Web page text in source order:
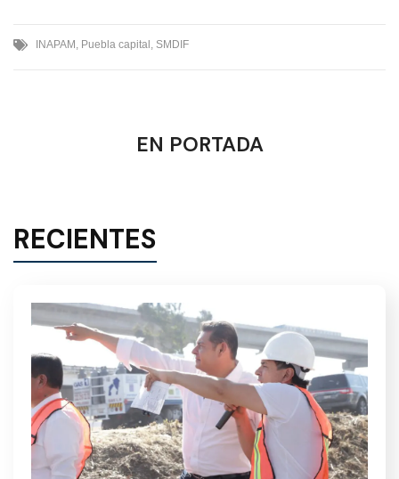
INAPAM, Puebla capital, SMDIF
EN PORTADA
RECIENTES